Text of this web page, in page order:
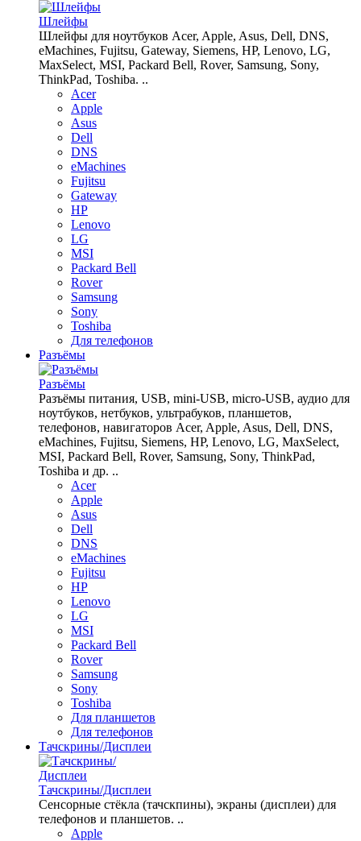
Шлейфы
Шлейфы для ноутбуков Acer, Apple, Asus, Dell, DNS,
eMachines, Fujitsu, Gateway, Siemens, HP, Lenovo, LG,
MaxSelect, MSI, Packard Bell, Rover, Samsung, Sony,
ThinkPad, Toshiba. ..
Acer
Apple
Asus
Dell
DNS
eMachines
Fujitsu
Gateway
HP
Lenovo
LG
MSI
Packard Bell
Rover
Samsung
Sony
Toshiba
Для телефонов
Разъёмы
Разъёмы
Разъёмы питания, USB, mini-USB, micro-USB, аудио для
ноутбуков, нетбуков, ультрабуков, планшетов,
телефонов, навигаторов Acer, Apple, Asus, Dell, DNS,
eMachines, Fujitsu, Siemens, HP, Lenovo, LG, MaxSelect,
MSI, Packard Bell, Rover, Samsung, Sony, ThinkPad,
Toshiba и др. ..
Acer
Apple
Asus
Dell
DNS
eMachines
Fujitsu
HP
Lenovo
LG
MSI
Packard Bell
Rover
Samsung
Sony
Toshiba
Для планшетов
Для телефонов
Тачскрины/Дисплеи
Тачскрины/Дисплеи
Сенсорные стёкла (тачскпины), экраны (дисплеи) для
телефонов и планшетов. ..
Apple